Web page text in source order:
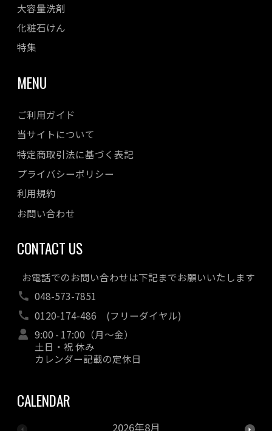
大容量洗剤
化粧石けん
特集
MENU
ご利用ガイド
当サイトについて
特定商取引法に基づく表記
プライバシーポリシー
利用規約
お問い合わせ
CONTACT US
お電話でのお問い合わせは下記までお願いいたします
048-573-7851
0120-174-486 (フリーダイヤル)
9:00 - 17:00（月～金）
土日・祝 休み
カレンダー記載の定休日
CALENDAR
2026年8月